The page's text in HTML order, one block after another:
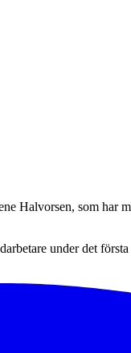
Halvorsen, som har
under det